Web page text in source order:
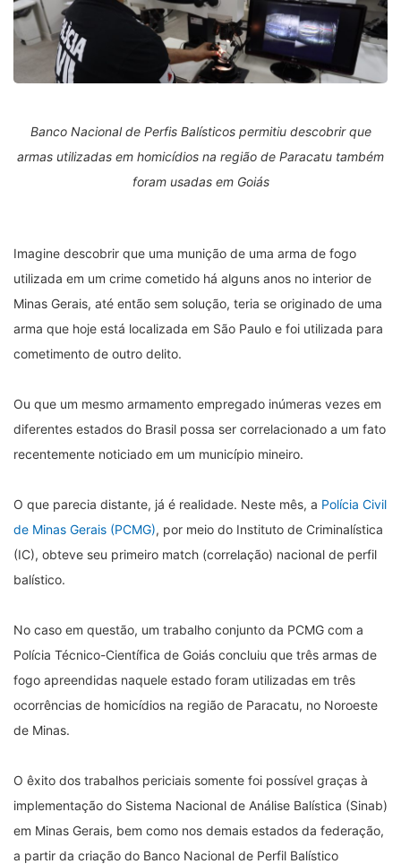
Banco Nacional de Perfis Balísticos permitiu descobrir que
armas utilizadas em homicídios na região de Paracatu também
foram usadas em Goiás
Imagine descobrir que uma munição de uma arma de fogo
utilizada em um crime cometido há alguns anos no interior de
Minas Gerais, até então sem solução, teria se originado de uma
arma que hoje está localizada em São Paulo e foi utilizada para
cometimento de outro delito.
Ou que um mesmo armamento empregado inúmeras vezes em
diferentes estados do Brasil possa ser correlacionado a um fato
recentemente noticiado em um município mineiro.
O que parecia distante, já é realidade. Neste mês, a Polícia Civil
de Minas Gerais (PCMG), por meio do Instituto de Criminalística
(IC), obteve seu primeiro match (correlação) nacional de perfil
balístico.
No caso em questão, um trabalho conjunto da PCMG com a
Polícia Técnico-Científica de Goiás concluiu que três armas de
fogo apreendidas naquele estado foram utilizadas em três
ocorrências de homicídios na região de Paracatu, no Noroeste
de Minas.
O êxito dos trabalhos periciais somente foi possível graças à
implementação do Sistema Nacional de Análise Balística (Sinab)
em Minas Gerais, bem como nos demais estados da federação,
a partir da criação do Banco Nacional de Perfil Balístico